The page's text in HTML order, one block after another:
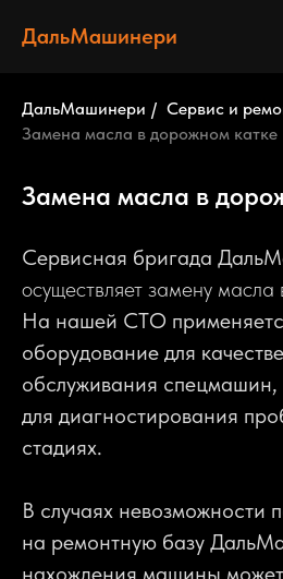
ДальМашинери
ДальМашинери / Сервис и
Замена масла в дорожном катке
Замена масла в
Сервисная бригада
осуществляет замену масла
На нашей СТО
оборудование для
обслуживания спецмашин,
для диагностирования
стадиях.
В случаях невозможности
на ремонтную базу